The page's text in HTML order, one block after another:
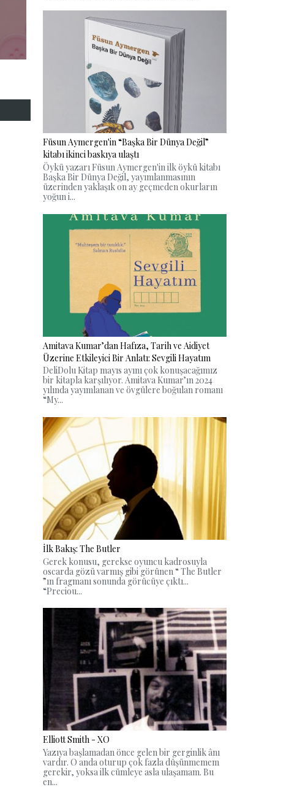
Füsun Aymergen'in “Başka Bir Dünya Değil”
kitabı ikinci baskıya ulaştı
Öykü yazarı Füsun Aymergen'in ilk öykü kitabı
Başka Bir Dünya Değil, yayımlanmasının
üzerinden yaklaşık on ay geçmeden okurların
yoğun i...
Amitava Kumar’dan Hafıza, Tarih ve Aidiyet
Üzerine Etkileyici Bir Anlatı: Sevgili Hayatım
DeliDolu Kitap mayıs ayını çok konuşacağımız
bir kitapla karşılıyor. Amitava Kumar’ın 2024
yılında yayımlanan ve övgülere boğulan romanı
“My...
İlk Bakış: The Butler
Gerek konusu, gerekse oyuncu kadrosuyla
oscarda gözü varmış gibi görünen “ The Butler
”ın fragmanı sonunda görücüye çıktı...
“Preciou...
Elliott Smith - XO
Yazıya başlamadan önce gelen bir gerginlik ânı
vardır. O anda oturup çok fazla düşünmemem
gerekir, yoksa ilk cümleye asla ulaşamam. Bu
en...